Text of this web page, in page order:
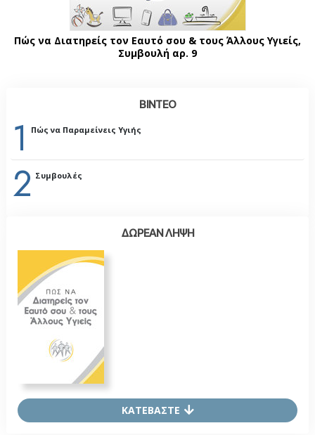
Πώς να Διατηρείς τον Εαυτό σου & τους Άλλους Υγιείς,
Συμβουλή αρ. 9
ΒΙΝΤΕΟ
1 Πώς να Παραμείνεις Υγιής
2 Συμβουλές
ΔΩΡΕΑΝ ΛΗΨΗ
ΚΑΤΕΒΑΣΤΕ